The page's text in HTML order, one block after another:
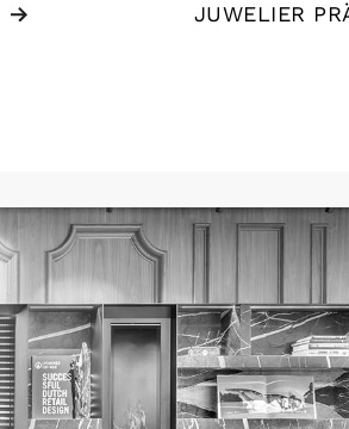
JUWELIER